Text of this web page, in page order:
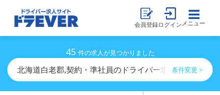
会員登録ログイン メニュー
45 件の求人が見つかりました
北海道白老郡,契約・準社員のドライバー求人・運転手求
条件変更 >